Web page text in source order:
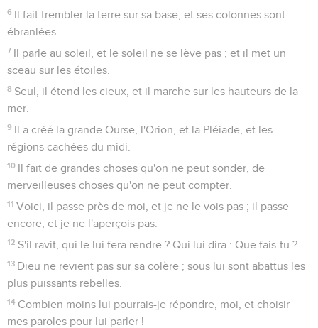
6 Il fait trembler la terre sur sa base, et ses colonnes sont
ébranlées.
7 Il parle au soleil, et le soleil ne se lève pas ; et il met un
sceau sur les étoiles.
8 Seul, il étend les cieux, et il marche sur les hauteurs de la
mer.
9 Il a créé la grande Ourse, l'Orion, et la Pléiade, et les
régions cachées du midi.
10 Il fait de grandes choses qu'on ne peut sonder, de
merveilleuses choses qu'on ne peut compter.
11 Voici, il passe près de moi, et je ne le vois pas ; il passe
encore, et je ne l'aperçois pas.
12 S'il ravit, qui le lui fera rendre ? Qui lui dira : Que fais-tu ?
13 Dieu ne revient pas sur sa colère ; sous lui sont abattus les
plus puissants rebelles.
14 Combien moins lui pourrais-je répondre, moi, et choisir
mes paroles pour lui parler !